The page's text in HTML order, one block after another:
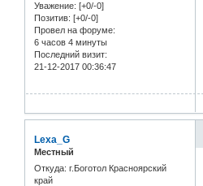
Уважение: [+0/-0]
Позитив: [+0/-0]
Провел на форуме:
6 часов 4 минуты
Последний визит:
21-12-2017 00:36:47
Lexa_G
Местный
Откуда: г.Боготол Красноярский
край